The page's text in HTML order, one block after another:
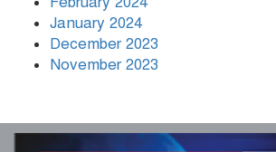
January 2024
December 2023
November 2023